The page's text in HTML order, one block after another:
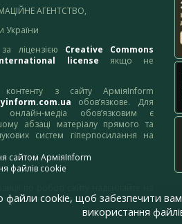
АГЕНТСТВО,
України
ліцензією Creative Commons
license якщо не
контенту з сайту АрміяInform
обов’язкове. Для
онлайн-медіа обов’язковим є
абзаці матеріалу прямого та
систем гіперпосилання на
сайтом АрміяInform
файлів cookie
файли cookie, щоб забезпечити
використання